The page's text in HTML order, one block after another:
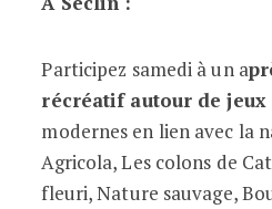
Participez samedi à un a
récréatif autour de jeux
modernes en lien avec la
Agricola, Les colons de
fleuri, Nature sauvage,